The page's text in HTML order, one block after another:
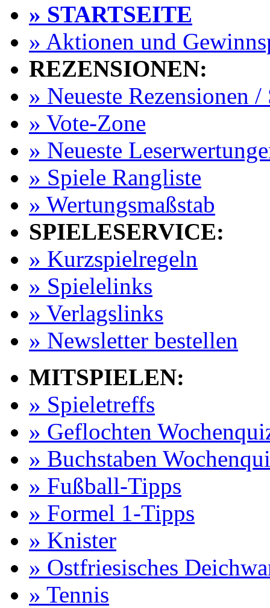
» STARTSEITE
» Aktionen und
REZENSIONEN:
» Neueste Rezensionen /
» Vote-Zone
» Neueste
» Spiele Rangliste
» Wertungsmaßstab
SPIELESERVICE:
» Kurzspielregeln
» Spielelinks
» Verlagslinks
» Newsletter bestellen
MITSPIELEN:
» Spieletreffs
» Geflochten
» Buchstaben
» Fußball-Tipps
» Formel 1-Tipps
» Knister
» Ostfriesisches
» Tennis